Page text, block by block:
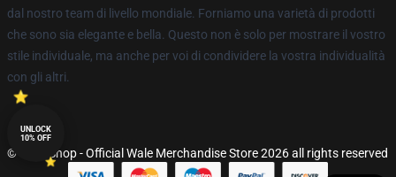
dal nostro team di livello mondiale. Forniamo una varietà di prodotti
che sono sia elegante e bella. Questo non è solo per mostrare il vostro
stile individuale, ma anche per voi di condividere la vostra individualità
con gli altri.
© Wale Shop - Official Wale Merchandise Store 2026 all rights reserved
UNLOCK
10% OFF